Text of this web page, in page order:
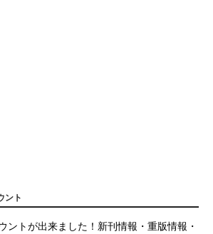
ント
ントが出来ました！新刊情報・重版情報・